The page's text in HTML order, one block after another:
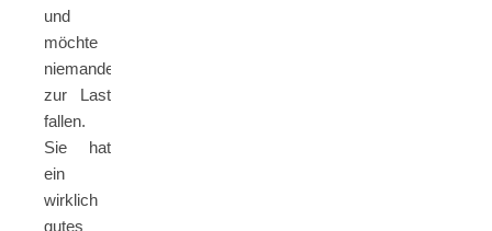
und
möchte
niemandem
zur Last
fallen.
Sie hat
ein
wirklich
gutes